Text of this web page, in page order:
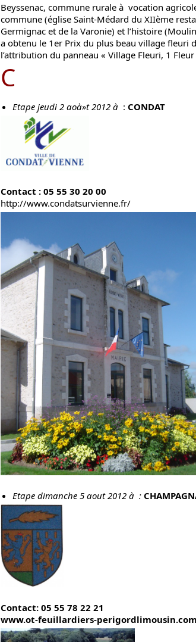
Beyssenac, commune rurale à vocation
commune (église Saint-Médard du XIIème
Germignac et de la Varonie) et l’histoire
a obtenu le 1er Prix du plus beau village fleuri
l’attribution du panneau « Village Fleuri, 1 Fleur
C
Etape jeudi 2 aoà»t 2012 à : CONDAT
Contact : 05 55 30 20 00
http://www.condatsurvienne.fr/
Etape dimanche 5 aout 2012 à :
Contact: 05 55 78 22 21
www.ot-feuillardiers-perigordlimousin.com